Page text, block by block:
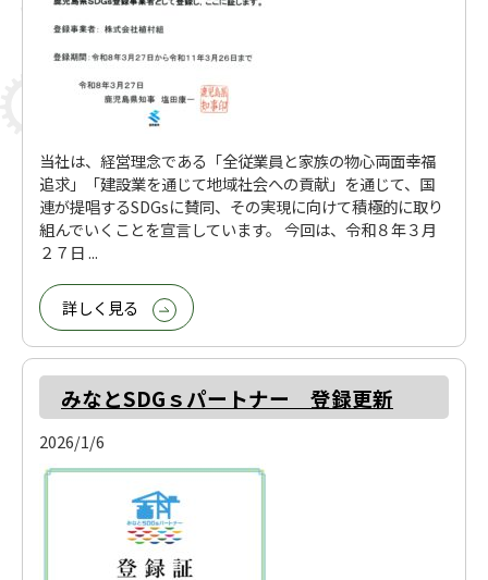
当社は、経営理念である「全従業員と家族の物心両面幸福
追求」「建設業を通じて地域社会への貢献」を通じて、国
連が提唱するSDGsに賛同、その実現に向けて積極的に取り
組んでいくことを宣言しています。 今回は、令和８年３月
２７日 ...
詳しく見る
みなとSDGｓパートナー 登録更新
2026/1/6